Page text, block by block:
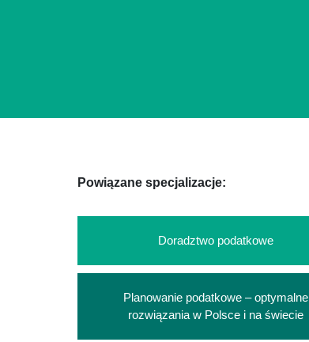
Powiązane specjalizacje:
Doradztwo podatkowe
Planowanie podatkowe – optymalne
rozwiązania w Polsce i na świecie